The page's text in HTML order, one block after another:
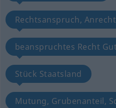
Rechtsanspruch, Anrecht
beanspruchtes Recht Gut
Stück Staatsland
Mutung, Grubenanteil,